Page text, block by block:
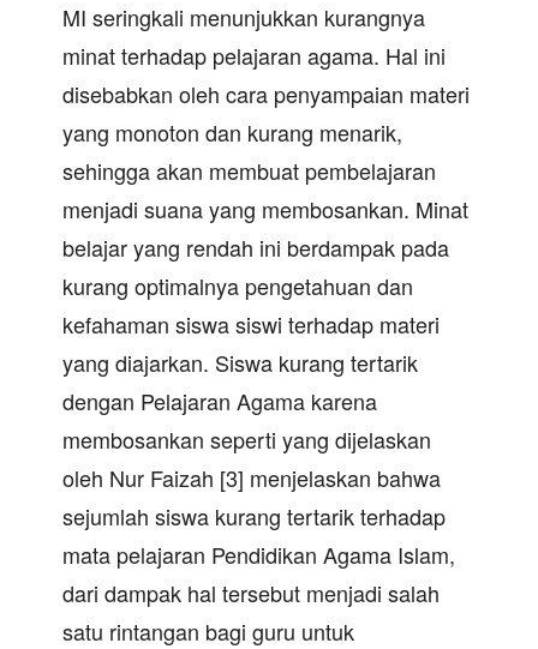
MI seringkali menunjukkan kurangnya
minat terhadap pelajaran agama. Hal ini
disebabkan oleh cara penyampaian materi
yang monoton dan kurang menarik,
sehingga akan membuat pembelajaran
menjadi suana yang membosankan. Minat
belajar yang rendah ini berdampak pada
kurang optimalnya pengetahuan dan
kefahaman siswa siswi terhadap materi
yang diajarkan. Siswa kurang tertarik
dengan Pelajaran Agama karena
membosankan seperti yang dijelaskan
oleh Nur Faizah [3] menjelaskan bahwa
sejumlah siswa kurang tertarik terhadap
mata pelajaran Pendidikan Agama Islam,
dari dampak hal tersebut menjadi salah
satu rintangan bagi guru untuk